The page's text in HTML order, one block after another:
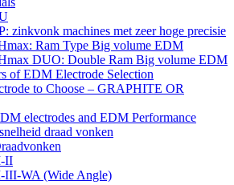
zinkvonk machines met zeer hoge precisie
Ram Type Big volume EDM
DUO: Double Ram Big volume EDM
of EDM Electrode Selection
to Choose – GRAPHITE OR
electrodes and EDM Performance
draad vonken
II
III-WA (Wide Angle)